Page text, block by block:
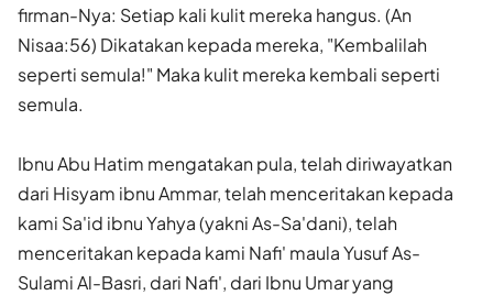
firman-Nya: Setiap kali kulit mereka hangus. (An
Nisaa:56) Dikatakan kepada mereka, "Kembalilah
seperti semula!" Maka kulit mereka kembali seperti
semula.
Ibnu Abu Hatim mengatakan pula, telah diriwayatkan
dari Hisyam ibnu Ammar, telah menceritakan kepada
kami Sa'id ibnu Yahya (yakni As-Sa'dani), telah
menceritakan kepada kami Nafi' maula Yusuf As-
Sulami Al-Basri, dari Nafi', dari Ibnu Umar yang